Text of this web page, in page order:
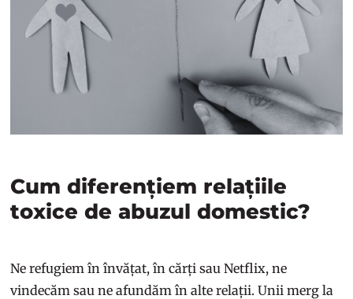
Cum diferențiem relațiile
toxice de abuzul domestic?
Ne refugiem în învățat, în cărți sau Netflix, ne
vindecăm sau ne afundăm în alte relații. Unii merg la